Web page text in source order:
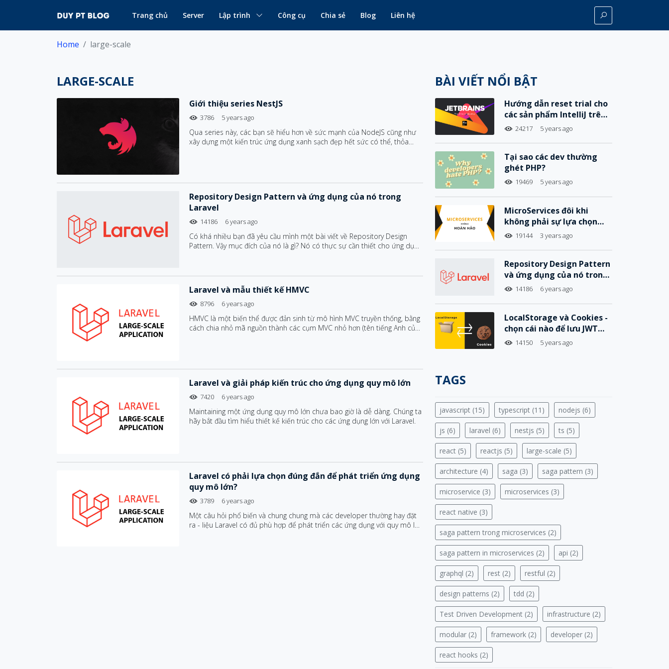
Trang chủ Server Lập trình Công cụ Chia sẻ Blog Liên hệ
Home large-scale
LARGE-SCALE
Giới thiệu series NestJS
3786 5 years ago
Qua series này, các bạn sẽ hiểu hơn về sức mạnh của NodeJS cũng như
xây dựng một kiến trúc ứng dụng xanh sạch đẹp hết sức có thể, thỏa
Repository Design Pattern và ứng dụng của nó trong
Laravel
14186 6 years ago
Có khá nhiều bạn đã yêu cầu mình một bài viết về Repository Design
Pattern. Vậy mục đích của nó là gì? Nó có thực sự cần thiết cho ứng dụng
Laravel và mẫu thiết kế HMVC
8796 6 years ago
HMVC là một biến thể được đản sinh từ mô hình MVC truyền thống, bằng
cách chia nhỏ mã nguồn thành các cụm MVC nhỏ hơn (tên tiếng Anh của
Laravel và giải pháp kiến trúc cho ứng dụng quy mô lớn
7420 6 years ago
Maintaining một ứng dụng quy mô lớn chưa bao giờ là dễ dàng. Chúng ta
hãy bắt đầu tìm hiểu thiết kế kiến trúc cho các ứng dụng lớn với Laravel.
Laravel có phải lựa chọn đúng đắn để phát triển ứng dụng
quy mô lớn?
3789 6 years ago
Một câu hỏi phổ biến và chung chung mà các developer thường hay đặt
ra - liệu Laravel có đủ phù hợp để phát triển các ứng dụng với quy mô lớn
BÀI VIẾT NỔI BẬT
Hướng dẫn reset trial cho
các sản phẩm IntelliJ trên
MacOS
24217 5 years ago
Tại sao các dev thường
ghét PHP?
19469 5 years ago
MicroServices đôi khi
không phải sự lựa chọn
hoàn hảo
19144 3 years ago
Repository Design Pattern
và ứng dụng của nó trong
Laravel
14186 6 years ago
LocalStorage và Cookies -
chọn cái nào để lưu JWT
Tokens hiệu quả và an
14150 5 years ago
TAGS
javascript (15) typescript (11) nodejs (6)
js (6) laravel (6) nestjs (5) ts (5)
react (5) reactjs (5) large-scale (5)
architecture (4) saga (3) saga pattern (3)
microservice (3) microservices (3)
react native (3)
saga pattern trong microservices (2)
saga pattern in microservices (2) api (2)
graphql (2) rest (2) restful (2)
design patterns (2) tdd (2)
Test Driven Development (2) infrastructure (2)
modular (2) framework (2) developer (2)
react hooks (2)